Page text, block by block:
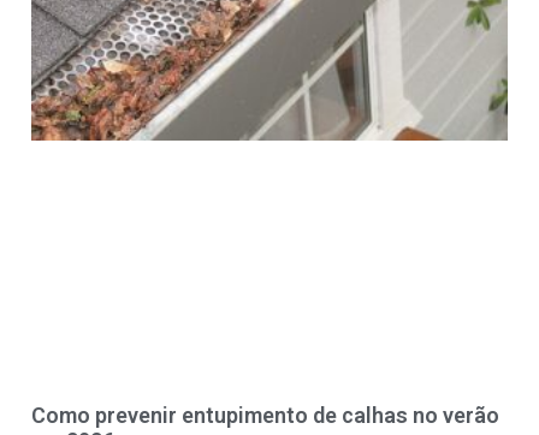
Como prevenir entupimento de calhas no verão